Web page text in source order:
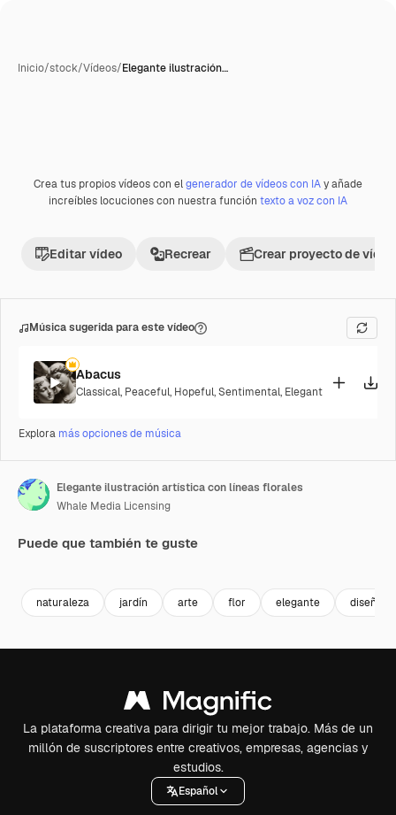
Inicio/stock/Vídeos/Elegante ilustración…
PremiumGenerada con IA
Crea tus propios vídeos con elgenerador de vídeos con IAy añade
increíbles locuciones con nuestra función texto a voz con IA
Editar vídeo Recrear Crear proyecto de vídeo
Música sugerida para este vídeo
Abacus
Classical, Peaceful, Hopeful,Sentimental, Elegant
Explora más opciones de música
Elegante ilustración artística con líneas florales
Whale Media Licensing
Puede que también te guste
naturaleza jardín arte flor elegante diseño
La plataforma creativa para dirigir tu mejor trabajo. Más de un
millón de suscriptores entre creativos, empresas, agencias y
estudios.
Español